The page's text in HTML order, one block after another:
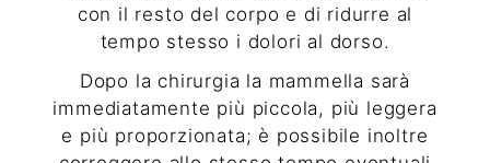
con il resto del corpo e di ridurre al
tempo stesso i dolori al dorso.
Dopo la chirurgia la mammella sarà
immediatamente più piccola, più leggera
e più proporzionata; è possibile inoltre